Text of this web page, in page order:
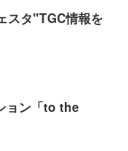
スタ"TGC情報を
ョン「to the